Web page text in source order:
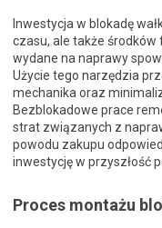
Inwestycja w blokadę
czasu, ale także środków
wydane na naprawy
Użycie tego narzędzia
mechanika oraz
Bezblokadowe prace
strat związanych z
powodu zakupu
inwestycję w przyszłość
Proces montażu